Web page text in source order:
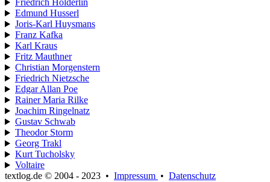
Friedrich Hölderlin
Edmund Husserl
Joris-Karl Huysmans
Franz Kafka
Karl Kraus
Fritz Mauthner
Christian Morgenstern
Friedrich Nietzsche
Edgar Allan Poe
Rainer Maria Rilke
Joachim Ringelnatz
Gustav Schwab
Theodor Storm
Georg Trakl
Kurt Tucholsky
Voltaire
textlog.de © 2004 - 2023 • Impressum • Datenschutz